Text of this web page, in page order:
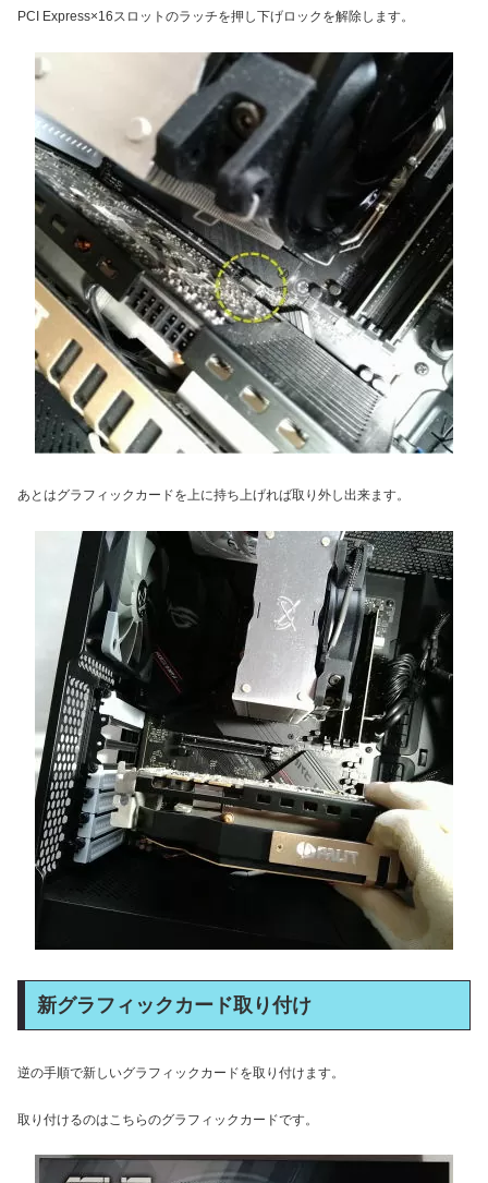
PCI Express×16スロットのラッチを押し下げロックを解除します。
あとはグラフィックカードを上に持ち上げれば取り外し出来ます。
新グラフィックカード取り付け
逆の手順で新しいグラフィックカードを取り付けます。
取り付けるのはこちらのグラフィックカードです。